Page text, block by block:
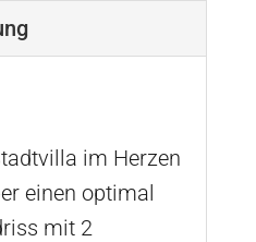
im Herzen
einen optimal
mit 2